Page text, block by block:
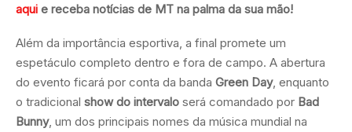
aqui e receba notícias de MT na palma da sua mão!
Além da importância esportiva, a final promete um
espetáculo completo dentro e fora de campo. A abertura
do evento ficará por conta da banda Green Day, enquanto
o tradicional show do intervalo será comandado por Bad
Bunny, um dos principais nomes da música mundial na